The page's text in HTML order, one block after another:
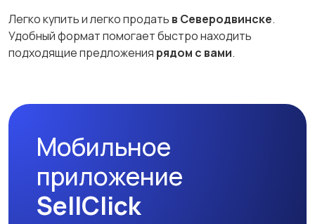
Легко купить и легко продать в Северодвинске.
Удобный формат помогает быстро находить
подходящие предложения рядом с вами.
Мобильное
приложение
SellClick